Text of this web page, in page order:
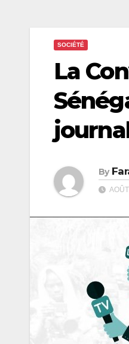
SOCIÉTÉ
La
By